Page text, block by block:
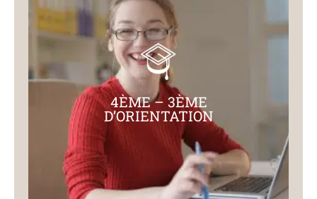
4ÈME – 3ÈME
D’ORIENTATION